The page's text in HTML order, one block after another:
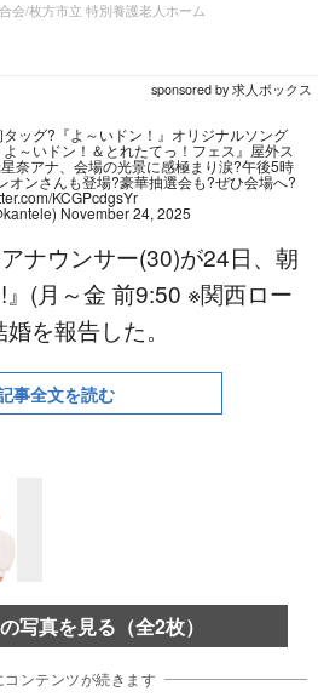
会/枚方市立 特別養護老人ホーム
sponsored by 求人ボックス
ッグ?『よ～いドン！』オリジナルソング
よ～いドン！＆とれたてっ！フェス』屋外ス
奈アナ、会場の光景に感極まり涙?午後5時
オンさんも登場?豪華抽選会も?ぜひ会場へ?
KCGPcdgsYr
November 24, 2025
ナウンサー(30)が24日、朝
(月～金 前9:50 ※関西ロー
を報告した。
事全文を読む
写真を見る（全2枚）
ンテンツが続きます